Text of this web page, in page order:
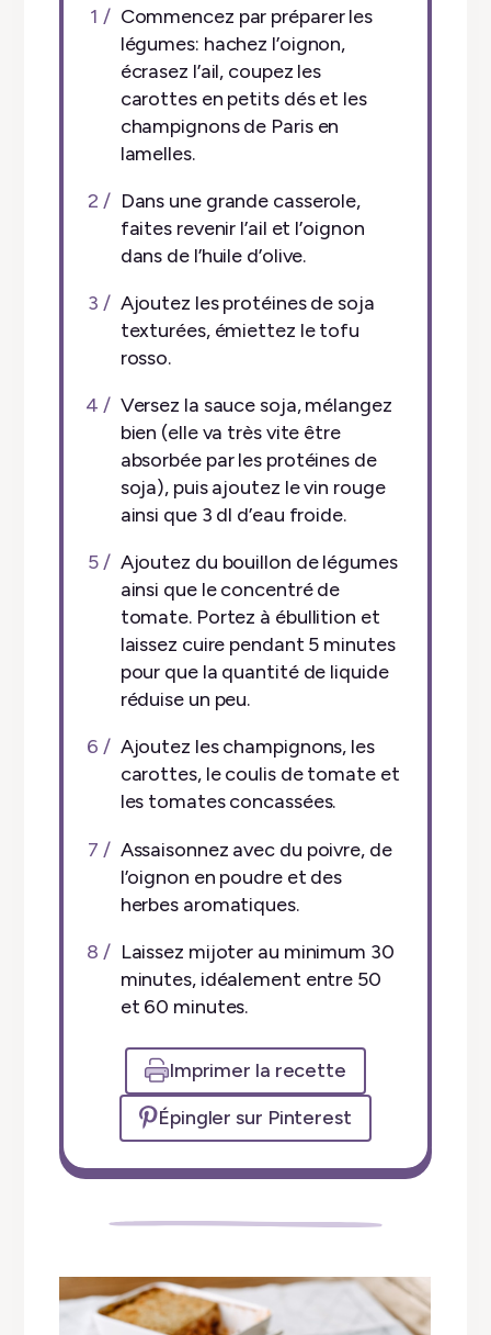
Commencez par préparer les
légumes: hachez l’oignon,
écrasez l’ail, coupez les
carottes en petits dés et les
champignons de Paris en
lamelles.
Dans une grande casserole,
faites revenir l’ail et l’oignon
dans de l’huile d’olive.
Ajoutez les protéines de soja
texturées, émiettez le tofu
rosso.
Versez la sauce soja, mélangez
bien (elle va très vite être
absorbée par les protéines de
soja), puis ajoutez le vin rouge
ainsi que 3 dl d’eau froide.
Ajoutez du bouillon de légumes
ainsi que le concentré de
tomate. Portez à ébullition et
laissez cuire pendant 5 minutes
pour que la quantité de liquide
réduise un peu.
Ajoutez les champignons, les
carottes, le coulis de tomate et
les tomates concassées.
Assaisonnez avec du poivre, de
l’oignon en poudre et des
herbes aromatiques.
Laissez mijoter au minimum 30
minutes, idéalement entre 50
et 60 minutes.
Imprimer la recette
Épingler sur Pinterest